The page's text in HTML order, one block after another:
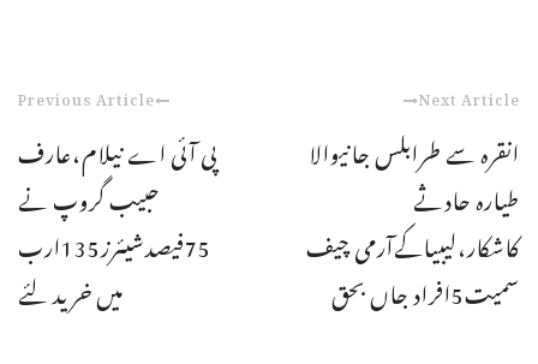
Previous Article
پی آئی اے نیلام،عارف
حبیب گروپ نے
75فیصدشیئرز135ارب
میں خرید لئے
Next Article
انقرہ سے طرابلس جانیوالا
طیارہ حادثے
کاشکار،لیبیاکےآرمی چیف
سمیت5افراد جاں بحق